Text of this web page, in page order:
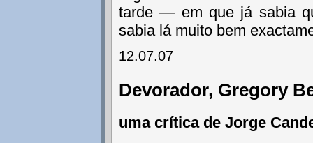
tarde — em que já sabia
sabia lá muito bem
12.07.07
Devorador, Gregory
uma crítica de Jorge